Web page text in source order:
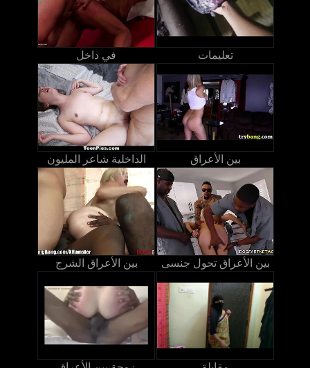
في داخل تعليمات
الداخلية شاعر المليون بين الأعراق
بين الأعراق الشرج بين الأعراق تحول جنسى